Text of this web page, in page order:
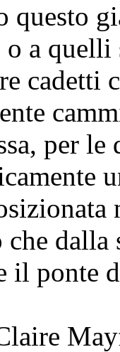
questo
a
cadetti
per le
dalla
il ponte